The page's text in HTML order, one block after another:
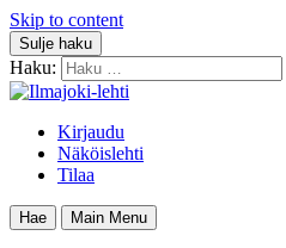
Skip to content
Sulje haku
Haku:
Kirjaudu
Näköislehti
Tilaa
Hae Main Menu